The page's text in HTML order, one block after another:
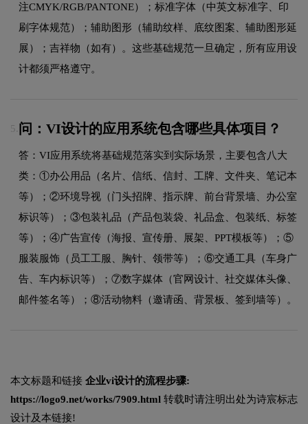
注CMYK/RGB/PANTONE）；标准字体（中英文标准字、印
刷字体规范）；辅助图形（辅助纹样、底纹图案、辅助图形延
展）；吉祥物（如有）。这些基础规范一旦确定，所有应用设
计都须严格遵守。
5. 问：VI设计的应用系统包含哪些具体项目？
答：VI应用系统将基础规范落实到实际场景，主要包含八大
类：①办公用品（名片、信纸、信封、工牌、文件夹、笔记本
等）；②环境导视（门头招牌、指示牌、前台背景墙、办公室
标识等）；③包装礼品（产品包装袋、礼品盒、包装纸、标签
等）；④广告宣传（海报、宣传册、展架、PPT模板等）；⑤
服装服饰（员工工服、胸针、领带等）；⑥交通工具（车身广
告、车内标识等）；⑦数字媒体（官网设计、社交媒体头像、
邮件签名等）；⑧活动物料（邀请函、背景板、签到墙等）。
本文标题和链接 企业vi设计的流程步骤:
https://logo9.net/works/7909.html 转载时请注明出处为诗宸标志
设计及本链接!